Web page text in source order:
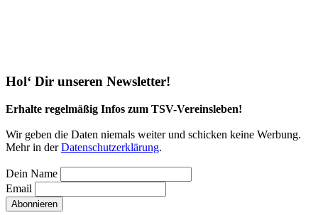
Hol‘ Dir unseren Newsletter!
Erhalte regelmäßig Infos zum TSV-Vereinsleben!
Wir geben die Daten niemals weiter und schicken keine Werbung.
Mehr in derDaten­schutz­erklärung.
Dein Name
Email